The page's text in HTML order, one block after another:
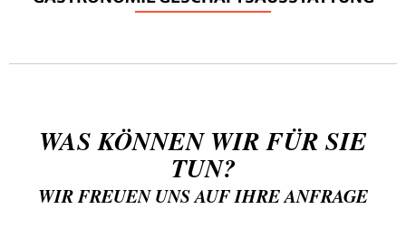
WAS KÖNNEN WIR FÜR SIE
TUN?
WIR FREUEN UNS AUF IHRE ANFRAGE